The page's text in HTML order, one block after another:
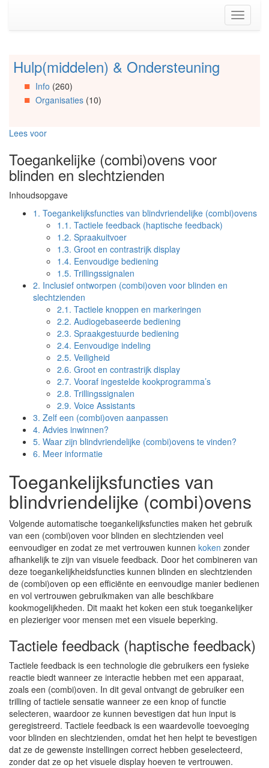
(Accesskey
Toggle
Spring
Artikels
Spring
Spring
Organisaties
Spring
Social
media
Hulp(middelen) & Ondersteuning
Info (260)
Organisaties(10)
Lees voor
Toegankelijke (combi)ovens voor
blinden en slechtzienden
Inhoudsopgave
1. Toegankelijksfuncties van blindvriendelijke (combi)ovens
1.1. Tactiele feedback (haptische feedback)
1.2. Spraakuitvoer
1.3. Groot en contrastrijk display
1.4. Eenvoudige bediening
1.5. Trillingssignalen
2. Inclusief ontworpen (combi)oven voor blinden en
slechtzienden
2.1. Tactiele knoppen en markeringen
2.2. Audiogebaseerde bediening
2.3. Spraakgestuurde bediening
2.4. Eenvoudige indeling
2.5. Veiligheid
2.6. Groot en contrastrijk display
2.7. Vooraf ingestelde kookprogramma’s
2.8. Trillingssignalen
2.9. Voice Assistants
3. Zelf een (combi)oven aanpassen
4. Advies inwinnen?
5. Waar zijn blindvriendelijke (combi)ovens te vinden?
6. Meer informatie
Toegankelijksfuncties van
blindvriendelijke (combi)ovens
Volgende automatische toegankelijksfuncties maken het gebruik
van een (combi)oven voor blinden en slechtzienden veel
eenvoudiger en zodat ze met vertrouwen kunnen koken zonder
afhankelijk te zijn van visuele feedback. Door het combineren van
deze toegankelijkheidsfuncties kunnen blinden en slechtzienden
de (combi)oven op een efficiënte en eenvoudige manier bedienen
en vol vertrouwen gebruikmaken van alle beschikbare
kookmogelijkheden. Dit maakt het koken een stuk toegankelijker
en plezieriger voor mensen met een visuele beperking.
Tactiele feedback (haptische feedback)
Tactiele feedback is een technologie die gebruikers een fysieke
reactie biedt wanneer ze interactie hebben met een apparaat,
zoals een (combi)oven. In dit geval ontvangt de gebruiker een
trilling of tactiele sensatie wanneer ze een knop of functie
selecteren, waardoor ze kunnen bevestigen dat hun input is
geregistreerd. Tactiele feedback is een waardevolle toevoeging
voor blinden en slechtzienden, omdat het hen helpt te bevestigen
dat ze de gewenste instellingen correct hebben geselecteerd,
zonder dat ze op het visuele display hoeven te vertrouwen.